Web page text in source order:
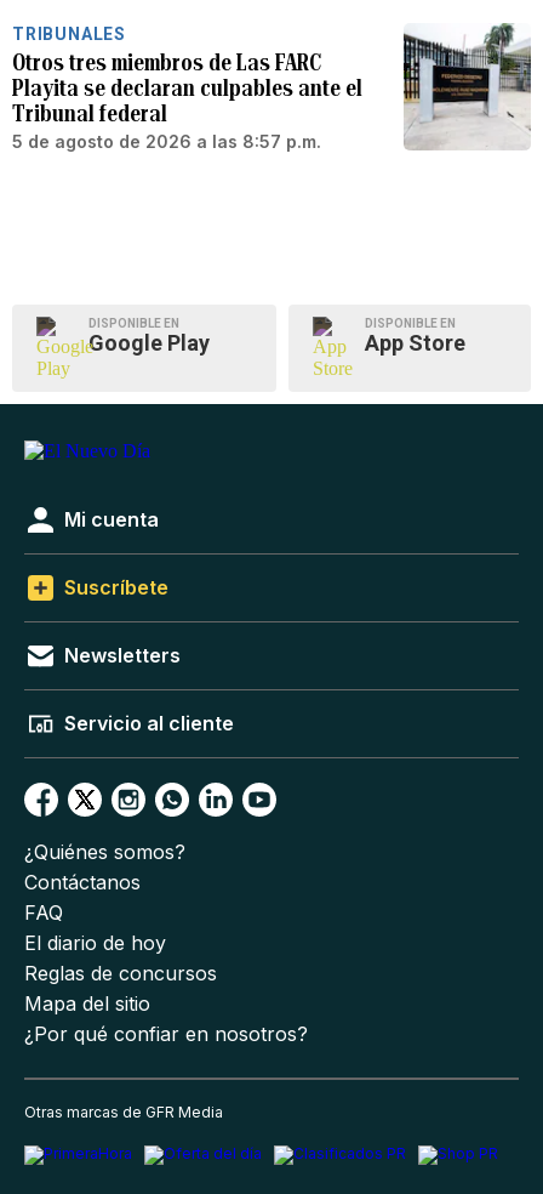
TRIBUNALES
Otros tres miembros de Las FARC
Playita se declaran culpables ante el
Tribunal federal
5 de agosto de 2026 a las 8:57 p.m.
DISPONIBLE EN
Google Play
DISPONIBLE EN
App Store
Mi cuenta
Suscríbete
Newsletters
Servicio al cliente
¿Quiénes somos?
Contáctanos
FAQ
El diario de hoy
Reglas de concursos
Mapa del sitio
¿Por qué confiar en nosotros?
Otras marcas de GFR Media